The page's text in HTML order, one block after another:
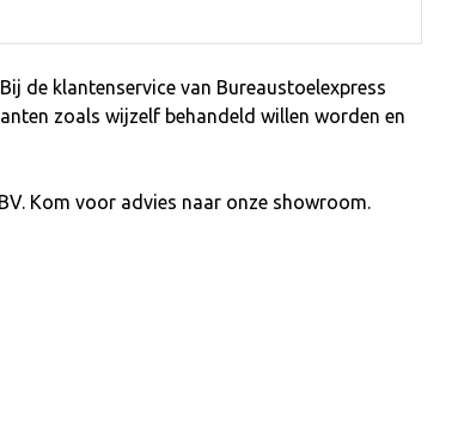
de klantenservice van Bureaustoelexpress
zoals wijzelf behandeld willen worden en
Kom voor advies naar onze showroom.